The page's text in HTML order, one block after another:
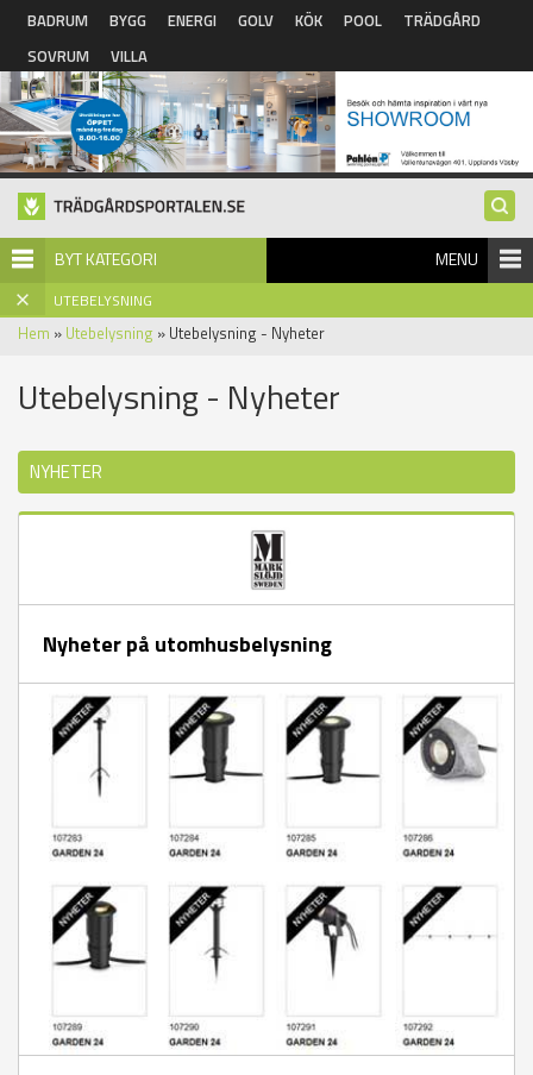
Hoppa till huvudinnehåll
BADRUM BYGG ENERGI GOLV KÖK POOL
TRÄDGÅRD
SOVRUM
VILLA
BYT KATEGORI MENU
UTEBELYSNING
Hem » Utebelysning » Utebelysning - Nyheter
Utebelysning - Nyheter
NYHETER
Nyheter på utomhusbelysning